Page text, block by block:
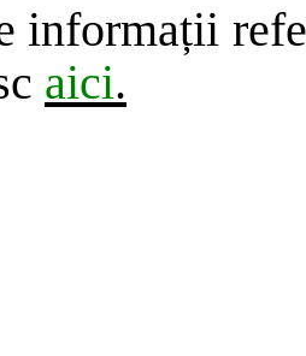
informații
aici.